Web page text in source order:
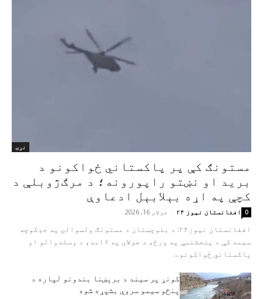
نړۍ
مستونګ کې پر پاکستاني ځواکونو د
برید او نښتو راپورونه؛ د مرګ‌ژوبلې د
کچې په اړه بېلابېل ادعاوې
افغانستان نیوز ۲۴ - جولای 16, 2026 0
افغانستان نیوز۲۴: د بلوچستان د مستونګ ولسوالۍ په خډکوچه
سیمه کې د پنجشنبې په ورځ، د جولای په ۱۶مه، د وسله‌والو او
پاکستاني ځواکونو...
کونړ پر سیند د برېښنا بندونو لپاره د
پنځو سیمو سروې بشپړه شوه